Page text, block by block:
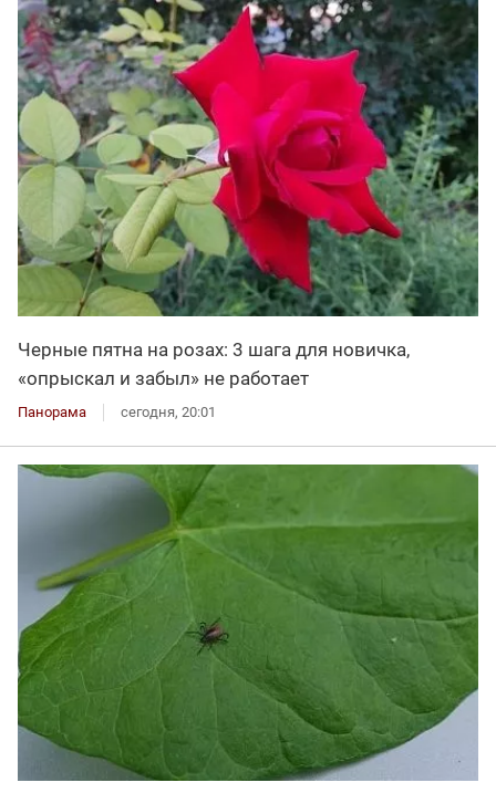
Черные пятна на розах: 3 шага для новичка,
«опрыскал и забыл» не работает
Панорама сегодня, 20:01